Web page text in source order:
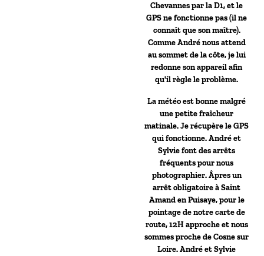
Chevannes par la D1, et le
GPS ne fonctionne pas (il ne
connaît que son maître).
Comme André nous attend
au sommet de la côte, je lui
redonne son appareil afin
qu'il règle le problème.
La météo est bonne malgré
une petite fraîcheur
matinale. Je récupère le GPS
qui fonctionne. André et
Sylvie font des arrêts
fréquents pour nous
photographier. Âpres un
arrêt obligatoire à Saint
Amand en Puisaye, pour le
pointage de notre carte de
route, 12H approche et nous
sommes proche de Cosne sur
Loire. André et Sylvie